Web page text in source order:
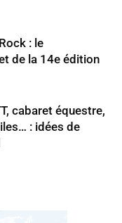
: le
de la 14e édition
cabaret équestre,
: idées de